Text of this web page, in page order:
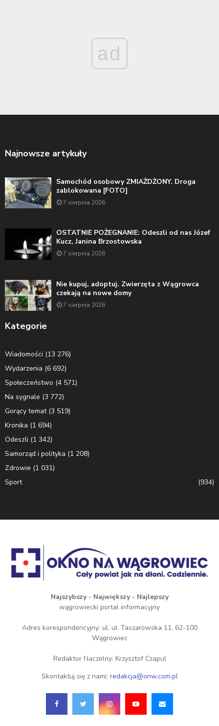
ad
Najnowsze artykuły
Samochód osobowy ZMIAŻDŻONY. Droga
zablokowana [FOTO]
7 sierpnia 2026
OSTATNIE POŻEGNANIE: Odeszli od nas Józef
Kucz, Janina Brzostowska
7 sierpnia 2026
Nie kupuj, adoptuj. Zwierzęta z Wągrowca
czekają na nowe domy
7 sierpnia 2026
Kategorie
Wiadomości (13 276)
Wydarzenia (6 692)
Społeczeństwo (4 571)
Na sygnale (3 772)
Gorący temat(3 519)
Kronika (1 694)
Odeszli (1 342)
Samorząd i polityka (1 208)
Zdrowie (1 031)
Sport
(934)
Najszybszy - Największy - Najlepszy
wągrowiecki portal informacyjny
Adres korespondencyjny: ul. ul. Taszarowska 11, 62-100
Wągrowiec
Redaktor Naczelny: Krzysztof Czapul
Skontaktuj się z nami: redakcja@onw.com.pl